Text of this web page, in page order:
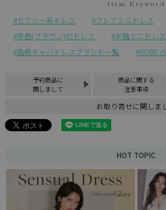
セクシー系ドレス フレアミニドレス
茶色(ブラウン)のドレス
半袖ミニドレス
高級キャバドレスブランド一覧
ROBE
予約商品に
関しまして
商品に関する
注意事項
お取り寄せに関しま
HOT TOPIC